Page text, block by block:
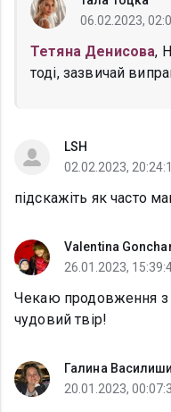
06.02.2023,
Тетяна Денисова,
тоді, зазвичай
LSH
02.02.2023,
підскажіть як часто
Valentina
26.01.2023,
Чекаю продовження з
чудовий твір!
Галина
20.01.2023,